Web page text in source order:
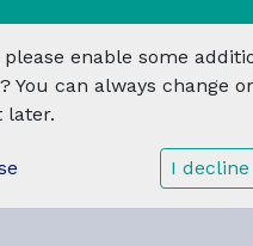
enable some
? You can always change
later.
I decline